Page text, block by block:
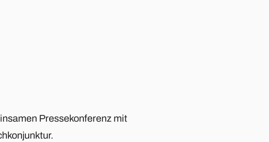
Pressekonferenz mit